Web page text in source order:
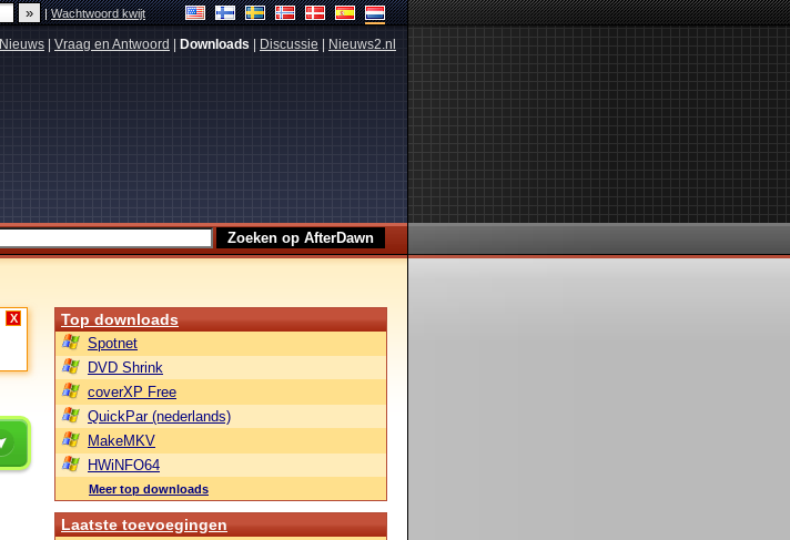
|Wachtwoord kwijt
Nieuws Vraag en Antwoord Downloads Discussie Nieuws2.nl
X Top downloads
Spotnet
DVD Shrink
coverXP Free
QuickPar (nederlands)
MakeMKV
HWiNFO64
Meer top downloads
Laatste toevoegingen